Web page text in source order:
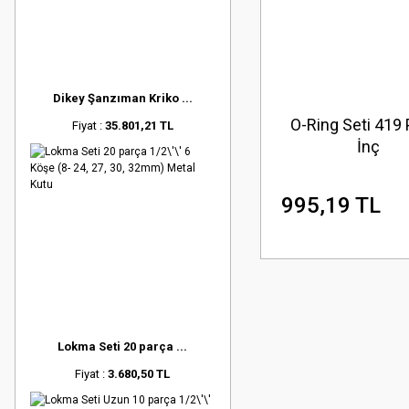
Dikey Şanzıman Kriko ...
Fiyat : 35.801,21 TL
Lokma Seti 20 parça ...
Fiyat :3.680,50 TL
O-Ring Seti 419
İnç
995,19 TL